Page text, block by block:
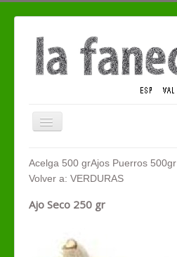
Cambiar
QUIENES SOMOS
TIENDA ECO
CONTACTO
Acelga 500 grAjos Puerros 500gr
Volver a: VERDURAS
Ajo Seco 250 gr